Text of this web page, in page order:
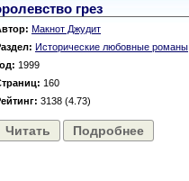
грез
Макнот Джудит
Исторические любовные романы
1999
160
3138 (4.73)
Читать Подробнее